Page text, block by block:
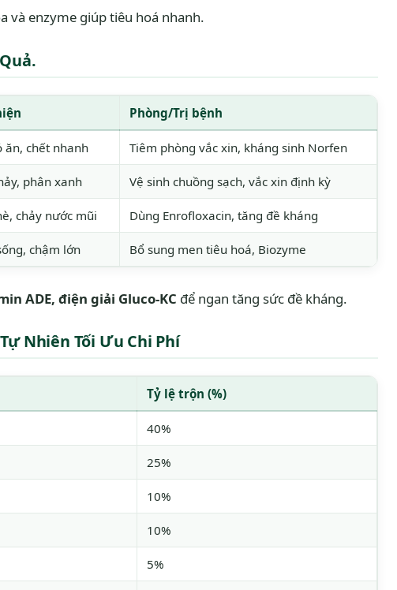
và enzyme giúp tiêu hoá nhanh.
Phòng/Trị bệnh
ăn, chết nhanh Tiêm phòng vắc xin, kháng sinh Norfen
phân xanh Vệ sinh chuồng sạch, vắc xin định kỳ
chảy nước mũi Dùng Enrofloxacin, tăng đề kháng
chậm lớn Bổ sung men tiêu hoá, Biozyme
ADE, điện giải Gluco-KC để ngan tăng sức đề kháng.
Nhiên Tối Ưu Chi Phí
Tỷ lệ trộn (%)
40%
25%
10%
10%
5%